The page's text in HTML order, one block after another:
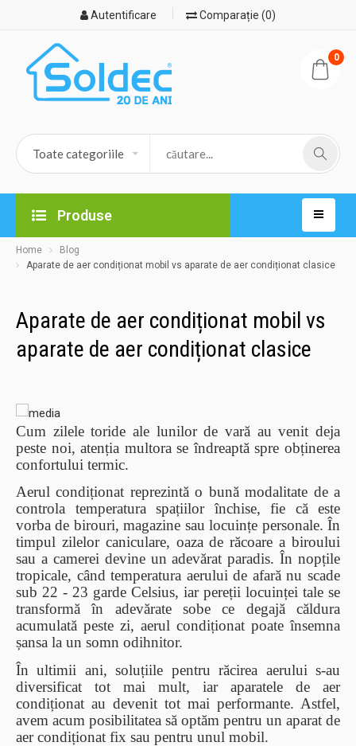
Autentificare Comparație (0)
0
Produse
Home
Blog
Aparate de aer condiționat mobil vs aparate de aer condiționat clasice
Aparate de aer condiționat mobil vs
aparate de aer condiționat clasice
Cum zilele toride ale lunilor de vară au venit deja
peste noi, atenția multora se îndreaptă spre obținerea
confortului termic.
Aerul condiționat reprezintă o bună modalitate de a
controla temperatura spațiilor închise, fie că este
vorba de birouri, magazine sau locuințe personale. În
timpul zilelor caniculare, oaza de răcoare a biroului
sau a camerei devine un adevărat paradis. În nopțile
tropicale, când temperatura aerului de afară nu scade
sub 22 - 23 garde Celsius, iar pereții locuinței tale se
transformă în adevărate sobe ce degajă căldura
acumulată peste zi, aerul condiționat poate însemna
șansa la un somn odihnitor.
În ultimii ani, soluțiile pentru răcirea aerului s-au
diversificat tot mai mult, iar aparatele de aer
condiționat au devenit tot mai performante. Astfel,
avem acum posibilitatea să optăm pentru un aparat de
aer condiționat fix sau pentru unul mobil.